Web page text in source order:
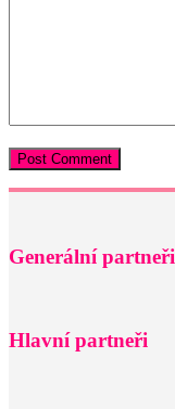
Generální partneři
Hlavní partneři